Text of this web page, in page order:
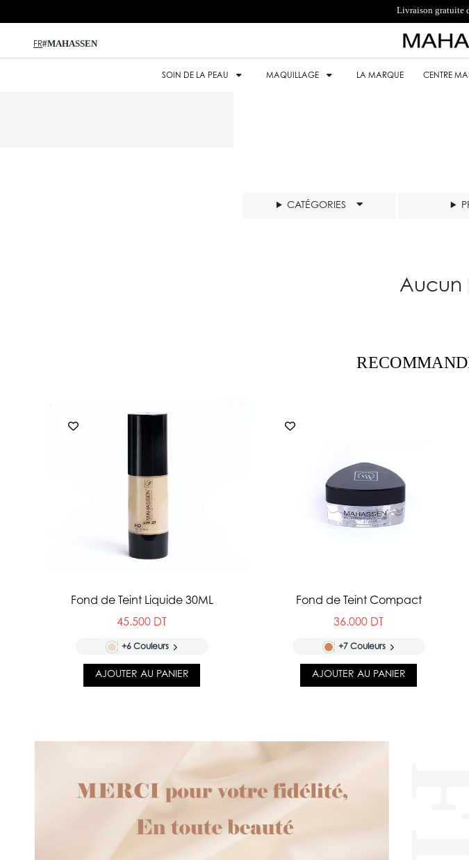
Livraison gratuite
FR#MAHASSEN
SOIN DE LA PEAU MAQUILLAGE LA MARQUE CENTRE
CATÉGORIES
Aucun
Fond de Teint Liquide 30ML
45.500 DT
+6 Couleurs
AJOUTER AU PANIER
Fond de Teint Compact
36.000 DT
+7 Couleurs
AJOUTER AU PANIER